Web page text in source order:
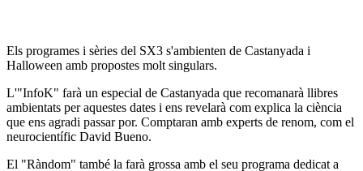
Els programes i sèries del SX3 s'ambienten de Castanyada i
Halloween amb propostes molt singulars.
L'"InfoK" farà un especial de Castanyada que recomanarà llibres
ambientats per aquestes dates i ens revelarà com explica la ciència
que ens agradi passar por. Comptaran amb experts de renom, com el
neurocientífic David Bueno.
El "Ràndom" també la farà grossa amb el seu programa dedicat a